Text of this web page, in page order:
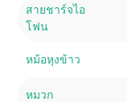
สายชาร์จไอ
โฟน
หม้อหุงข้าว
หมวก